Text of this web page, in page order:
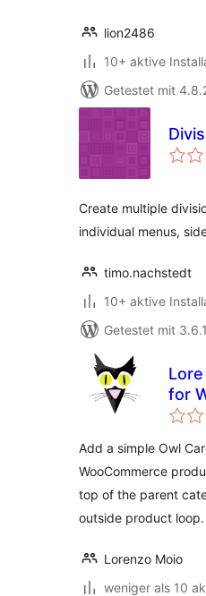
lion2486
10+ aktive
Getestet mit
Create multiple
individual menus,
timo.nachstedt
10+ aktive
Getestet mit 3.6.1
for
Add a simple Owl
WooCommerce
top of the parent
outside product loop.
Lorenzo Moio
weniger als 10